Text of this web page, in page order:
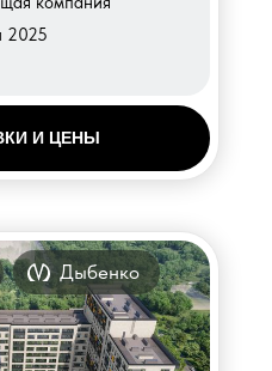
2025
И ЦЕНЫ
Дыбенко